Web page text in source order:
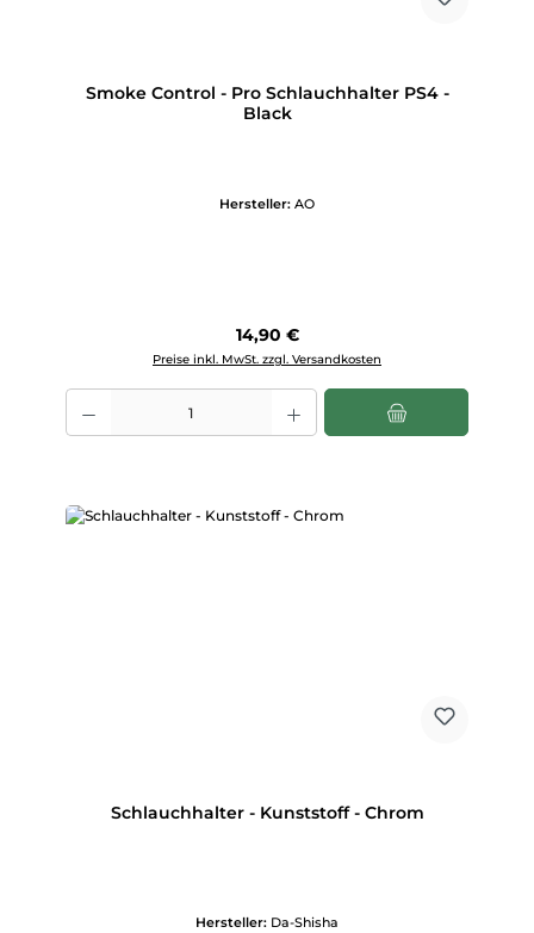
Smoke Control - Pro Schlauchhalter PS4 -
Black
Hersteller: AO
Regulärer Preis:
14,90 €
Preise inkl. MwSt. zzgl. Versandkosten
Produkt Anzahl: Gib den gewünschten Wert ein oder benutze die
Schlauchhalter - Kunststoff - Chrom
Hersteller: Da-Shisha